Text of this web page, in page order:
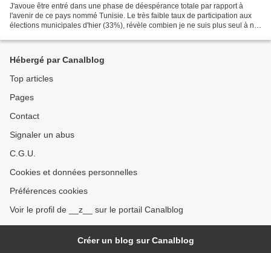
J'avoue être entré dans une phase de déespérance totale par rapport à
l'avenir de ce pays nommé Tunisie. Le très faible taux de participation aux
élections municipales d'hier (33%), révèle combien je ne suis plus seul à ne
Hébergé par Canalblog
Top articles
Pages
Contact
Signaler un abus
C.G.U.
Cookies et données personnelles
Préférences cookies
Voir le profil de __z__ sur le portail Canalblog
Créer un blog sur Canalblog